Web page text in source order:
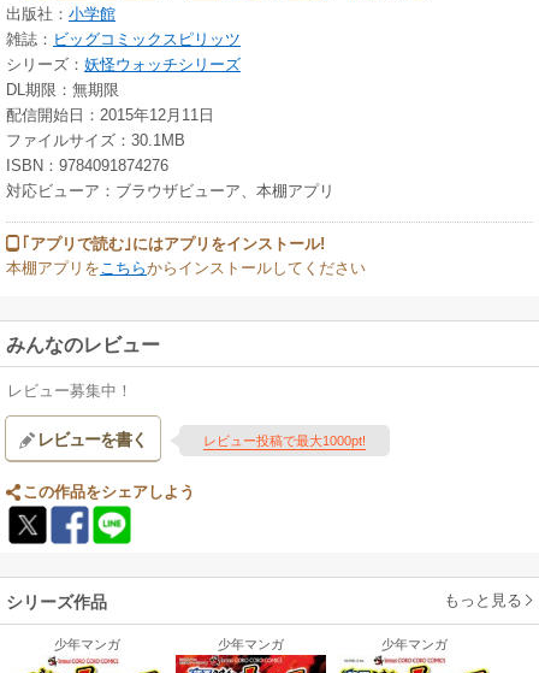
出版社： 小学館
雑誌： ビッグコミックスピリッツ
シリーズ： 妖怪ウォッチシリーズ
DL期限：無期限
配信開始日：2015年12月11日
ファイルサイズ：30.1MB
ISBN：9784091874276
対応ビューア：ブラウザビューア、本棚アプリ
｢アプリで読む｣にはアプリをインストール!
本棚アプリをこちらからインストールしてください
みんなのレビュー
レビュー募集中！
レビューを書く レビュー投稿で最大1000pt!
この作品をシェアしよう
シリーズ作品 もっと見る
少年マンガ 少年マンガ 少年マンガ